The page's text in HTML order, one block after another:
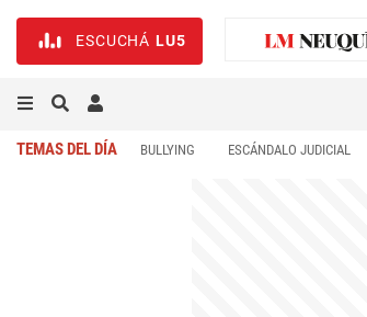
ESCUCHÁ LU5
TEMAS DEL DÍA BULLYING ESCÁNDALO JUDICIAL